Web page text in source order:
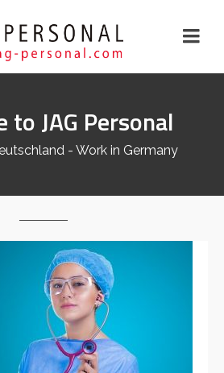
to JAG Personal
- Work in Germany